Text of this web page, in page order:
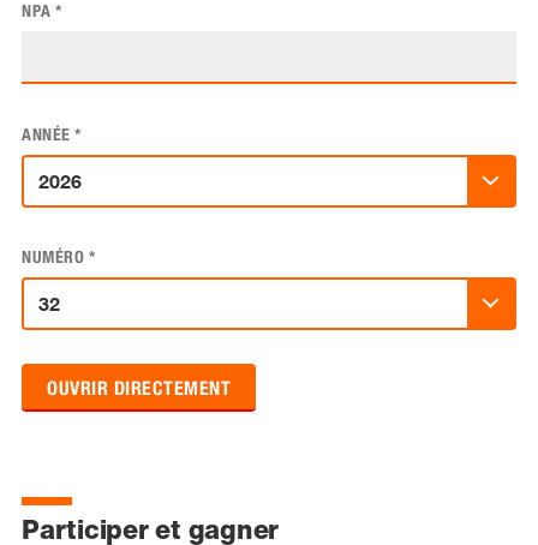
NPA *
ANNÉE *
NUMÉRO *
OUVRIR DIRECTEMENT
Participer et gagner